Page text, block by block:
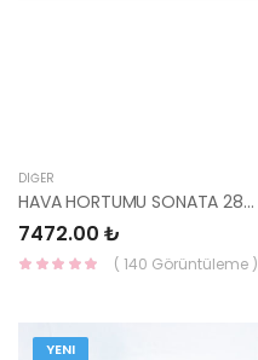
DIĞER
HAVA HORTUMU SONATA 28210-3K150-HMC
7472.00 ₺
( 140 Görüntüleme )
YENI